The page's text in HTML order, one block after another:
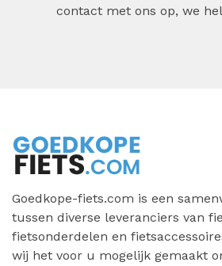
contact met ons op, we
Goedkope-fiets.com is een
tussen diverse leveranciers van
fietsonderdelen en
wij het voor u mogelijk gemaakt